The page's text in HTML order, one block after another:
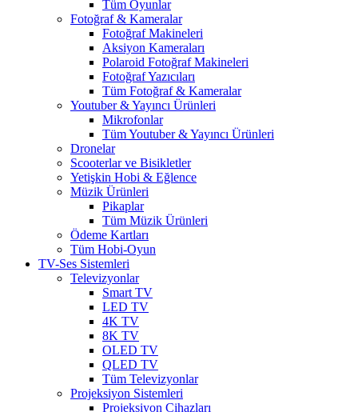
Tüm Oyunlar
Fotoğraf & Kameralar
Fotoğraf Makineleri
Aksiyon Kameraları
Polaroid Fotoğraf Makineleri
Fotoğraf Yazıcıları
Tüm Fotoğraf & Kameralar
Youtuber & Yayıncı Ürünleri
Mikrofonlar
Tüm Youtuber & Yayıncı Ürünleri
Dronelar
Scooterlar ve Bisikletler
Yetişkin Hobi & Eğlence
Müzik Ürünleri
Pikaplar
Tüm Müzik Ürünleri
Ödeme Kartları
Tüm Hobi-Oyun
TV-Ses Sistemleri
Televizyonlar
Smart TV
LED TV
4K TV
8K TV
OLED TV
QLED TV
Tüm Televizyonlar
Projeksiyon Sistemleri
Projeksiyon Cihazları